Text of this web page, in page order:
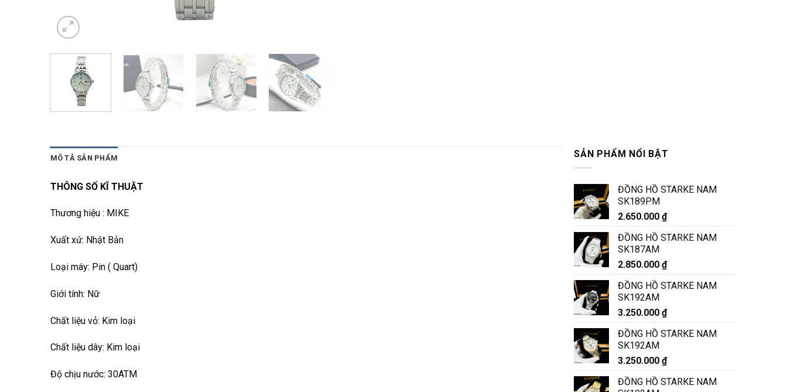
MÔ TẢ SẢN PHẨM
THÔNG SỐ KĨ THUẬT
Thương hiệu : MIKE
Xuất xứ: Nhật Bản
Loại máy: Pin ( Quart)
Giới tính: Nữ
Chất liệu vỏ: Kim loại
Chất liệu dây: Kim loại
Độ chịu nước: 30ATM
SẢN PHẨM NỔI BẬT
ĐỒNG HỒ STARKE NAM
SK189PM
2.650.000 ₫
ĐỒNG HỒ STARKE NAM
SK187AM
2.850.000 ₫
ĐỒNG HỒ STARKE NAM
SK192AM
3.250.000 ₫
ĐỒNG HỒ STARKE NAM
SK192AM
3.250.000 ₫
ĐỒNG HỒ STARKE NAM